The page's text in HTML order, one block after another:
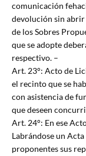
comunicación
devolución sin abrir
de los Sobres
que se adopte
respectivo. –
Art. 23°: Acto de
el recinto que se
con asistencia de
que deseen
Art. 24°: En ese
Labrándose un
proponentes sus